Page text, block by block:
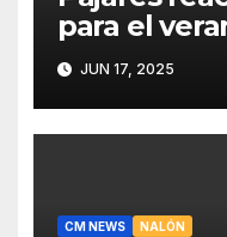
para el
programa
JUN 17, 2025
CM NEWS NALÓN